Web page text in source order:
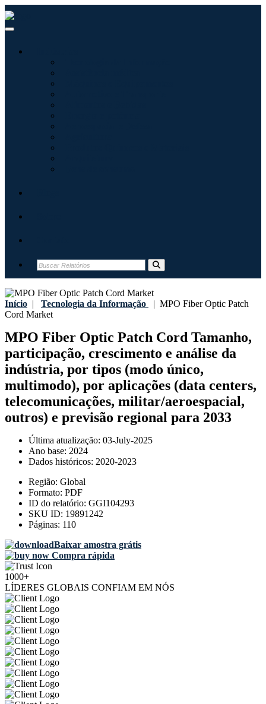
Início | Tecnologia da Informação | MPO Fiber Optic Patch
Cord Market
MPO Fiber Optic Patch Cord Tamanho,
participação, crescimento e análise da
indústria, por tipos (modo único,
multimodo), por aplicações (data centers,
telecomunicações, militar/aeroespacial,
outros) e previsão regional para 2033
Última atualização: 03-July-2025
Ano base: 2024
Dados históricos: 2020-2023
Região: Global
Formato: PDF
ID do relatório: GGI104293
SKU ID: 19891242
Páginas: 110
Baixar amostra grátis
Compra rápida
1000+
LÍDERES GLOBAIS CONFIAM EM NÓS